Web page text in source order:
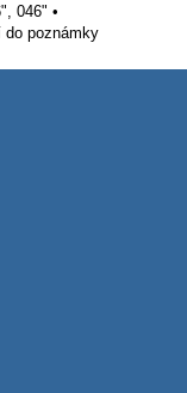
046" •
do poznámky